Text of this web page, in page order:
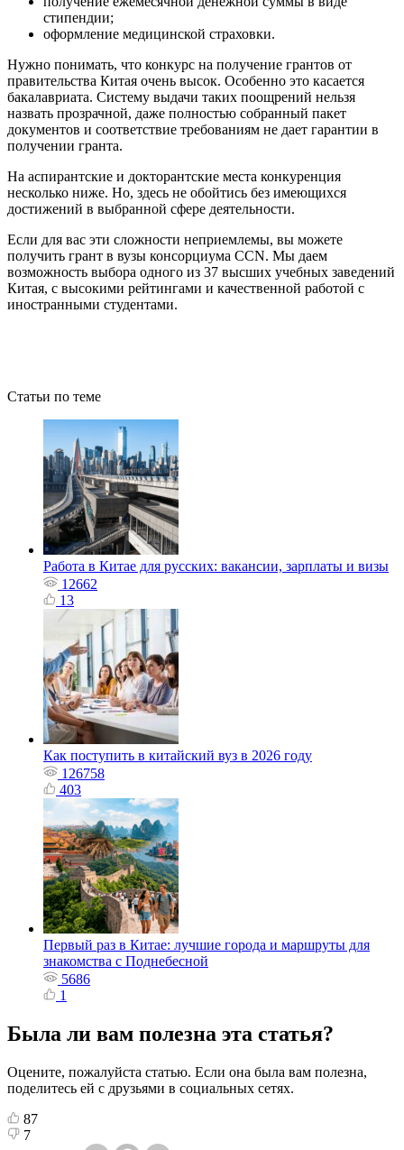
стипендии;
оформление медицинской страховки.
Нужно понимать, что конкурс на получение грантов от
правительства Китая очень высок. Особенно это касается
бакалавриата. Систему выдачи таких поощрений нельзя
назвать прозрачной, даже полностью собранный пакет
документов и соответствие требованиям не дает гарантии в
получении гранта.
На аспирантские и докторантские места конкуренция
несколько ниже. Но, здесь не обойтись без имеющихся
достижений в выбранной сфере деятельности.
Если для вас эти сложности неприемлемы, вы можете
получить грант в вузы консорциума CCN. Мы даем
возможность выбора одного из 37 высших учебных заведений
Китая, с высокими рейтингами и качественной работой с
иностранными студентами.
Статьи по теме
Работа в Китае для русских: вакансии, зарплаты и визы
12662
13
Как поступить в китайский вуз в 2026 году
126758
403
Первый раз в Китае: лучшие города и маршруты для
знакомства с Поднебесной
5686
1
Была ли вам полезна эта статья?
Оцените, пожалуйста статью. Если она была вам полезна,
поделитесь ей с друзьями в социальных сетях.
87
7